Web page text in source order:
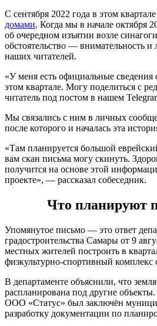
С сентября 2022 года в этом
домами. Когда мы в начале октября
об очередном изъятии возле
обстоятельство — внимательность
наших читателей.
«У меня есть официальные сведения
этом квартале. Могу поделиться с
читатель под постом в нашем
Мы связались с ним в личных
после которого и началась эта
«Там планируется большой
вам скан письма могу скинуть.
получится на основе этой
проекте», — рассказал собеседник.
Что планируют
Упомянутое письмо — это ответ
градостроительства Самары от 9
местных жителей построить в
физкультурно-спортивный комплекс
В департаменте объяснили, что
распланирована под другие
ООО «Статус» был заключён
разработку документации по